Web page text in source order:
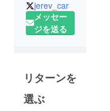
jerev_car
メッセー
ジを送る
リターンを
選ぶ